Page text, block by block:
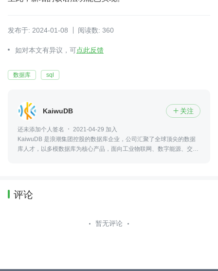
发布于: 2024-01-08 阅读数: 360
如对本文有异议，可点此反馈
数据库 sql
KaiwuDB  关注
还未添加个人签名
2021-04-29 加入
KaiwuDB 是浪潮集团控股的数据库企业，公司汇聚了全球顶尖的数据
库人才，以多模数据库为核心产品，面向工业物联网、数字能源、交通
评论
暂无评论